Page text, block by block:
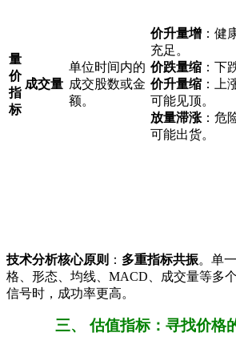
量
价
指
标
成交量
单位时间内的
成交股数或金
额。
价升量增 ：健
充足。
价跌量缩 ：下
价升量缩 ：上
可能见顶。
放量滞涨 ：危
可能出货。
技术分析核心原则 ： 多重指标共振。单
格、形态、均线、MACD、成交量等多
信号时，成功率更高。
三、 估值指标：寻找价格